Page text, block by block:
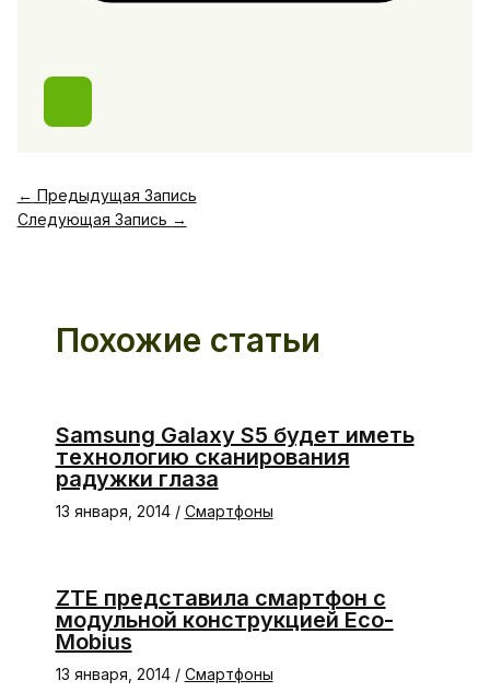
← Предыдущая Запись
Следующая Запись →
Похожие статьи
Samsung Galaxy S5 будет иметь
технологию сканирования
радужки глаза
13 января, 2014 / Смартфоны
ZTE представила смартфон с
модульной конструкцией Eco-
Mobius
13 января, 2014 / Смартфоны